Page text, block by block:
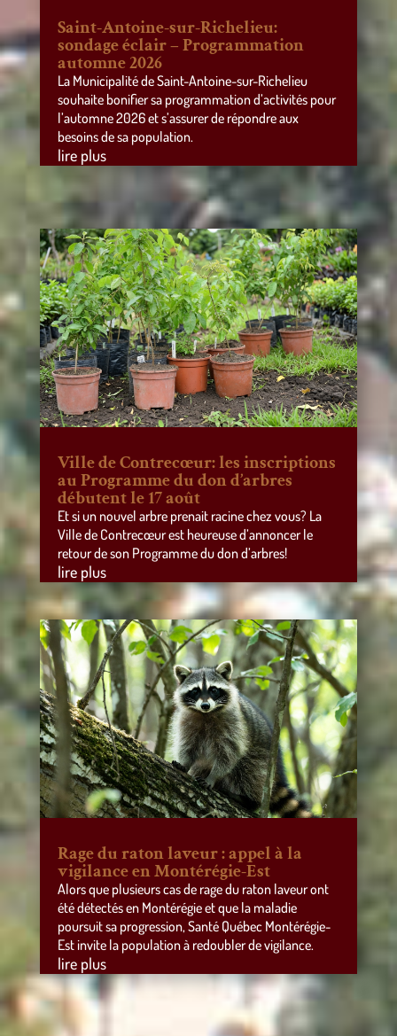
Saint-Antoine-sur-Richelieu:
sondage éclair – Programmation
automne 2026
La Municipalité de Saint-Antoine-sur-Richelieu
souhaite bonifier sa programmation d’activités pour
l’automne 2026 et s’assurer de répondre aux
besoins de sa population.
lire plus
Ville de Contrecœur: les inscriptions
au Programme du don d’arbres
débutent le 17 août
Et si un nouvel arbre prenait racine chez vous? La
Ville de Contrecœur est heureuse d’annoncer le
retour de son Programme du don d’arbres!
lire plus
Rage du raton laveur : appel à la
vigilance en Montérégie-Est
Alors que plusieurs cas de rage du raton laveur ont
été détectés en Montérégie et que la maladie
poursuit sa progression, Santé Québec Montérégie-
Est invite la population à redoubler de vigilance.
lire plus